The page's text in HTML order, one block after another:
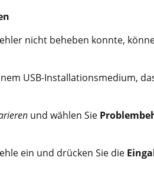
nicht beheben konnte,
USB-Installationsmedium,
und wählen Sie
ein und drücken Sie die